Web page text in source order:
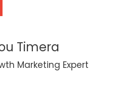
Timera
Marketing Expert